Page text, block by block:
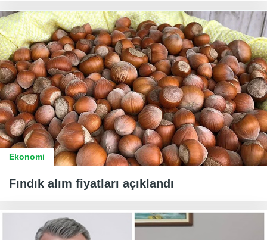
Ekonomi
Fındık alım fiyatları açıklandı